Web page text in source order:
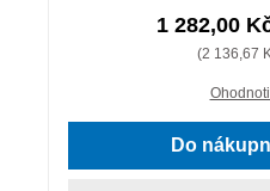
1 282,00
(2 136,67
Do